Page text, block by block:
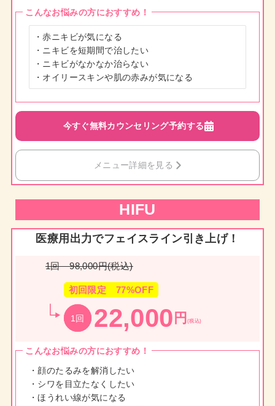
こんなお悩みの方におすすめ！
・赤ニキビが気になる
・ニキビを短期間で治したい
・ニキビがなかなか治らない
・オイリースキンや肌の赤みが気になる
今すぐ無料カウンセリング予約する
メニュー詳細を見る
HIFU
医療用出力でフェイスライン引き上げ！
1回 98,000円(税込)
初回限定 77%OFF
1回 22,000 円(税込)
こんなお悩みの方におすすめ！
・顔のたるみを解消したい
・シワを目立たなくしたい
・ほうれい線が気になる